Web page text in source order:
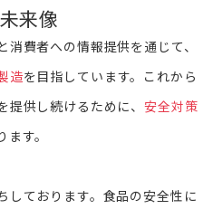
来像
費者への情報提供を通じて、
造を目指しています。これから
提供し続けるために、安全対策
す。
しております。食品の安全性に